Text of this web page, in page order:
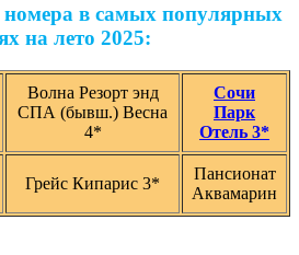
в самых популярных
на лето 2025:
Волна Резорт энд
СПА (бывш.) Весна
4*
Сочи
Парк
Отель 3*
Грейс Кипарис 3*
Пансионат
Аквамарин